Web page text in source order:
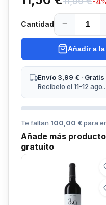
Cantidad −
Añadir a
Envío 3,99 € ·
Recíbelo el 11-12
Te faltan 100,00 €para
Añade más
gratuito